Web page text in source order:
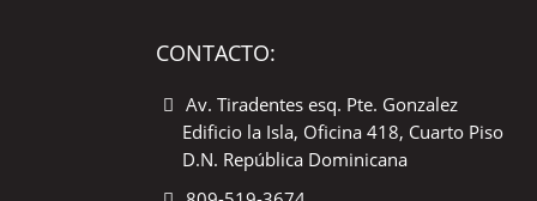
CONTACTO:
Av. Tiradentes esq. Pte. Gonzalez
Edificio la Isla, Oficina 418, Cuarto Piso
D.N. República Dominicana